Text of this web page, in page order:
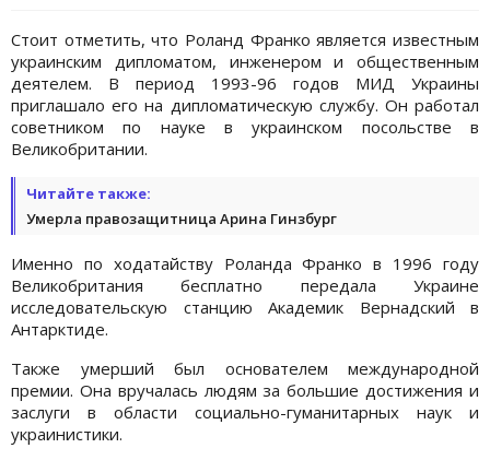
Стоит отметить, что Роланд Франко является известным
украинским дипломатом, инженером и общественным
деятелем. В период 1993-96 годов МИД Украины
приглашало его на дипломатическую службу. Он работал
советником по науке в украинском посольстве в
Великобритании.
Читайте также:
Умерла правозащитница Арина Гинзбург
Именно по ходатайству Роланда Франко в 1996 году
Великобритания бесплатно передала Украине
исследовательскую станцию Академик Вернадский в
Антарктиде.
Также умерший был основателем международной
премии. Она вручалась людям за большие достижения и
заслуги в области социально-гуманитарных наук и
украинистики.